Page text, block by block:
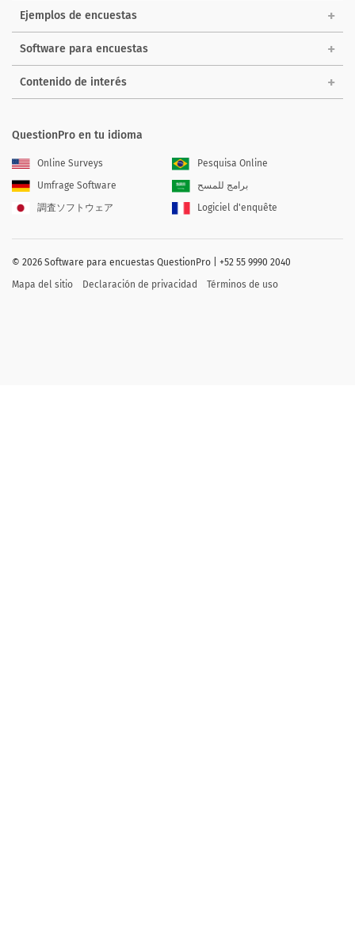
Ejemplos de encuestas
Software para encuestas
Contenido de interés
QuestionPro en tu idioma
Online Surveys
Pesquisa Online
Umfrage Software
برامج للمسح
調査ソフトウェア
Logiciel d'enquête
© 2026 Software para encuestas QuestionPro | +52 55 9990 2040
Mapa del sitio
Declaración de privacidad Términos de uso